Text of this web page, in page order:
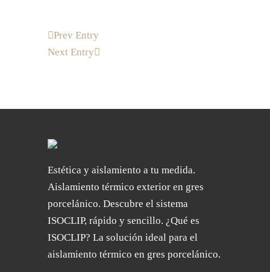
Prev Entry
Next Entry
Estética y aislamiento a tu medida.
Aislamiento térmico exterior en gres
porcelánico. Descubre el sistema
ISOCLIP, rápido y sencillo. ¿Qué es
ISOCLIP? La solución ideal para el
aislamiento térmico en gres porcelánico.